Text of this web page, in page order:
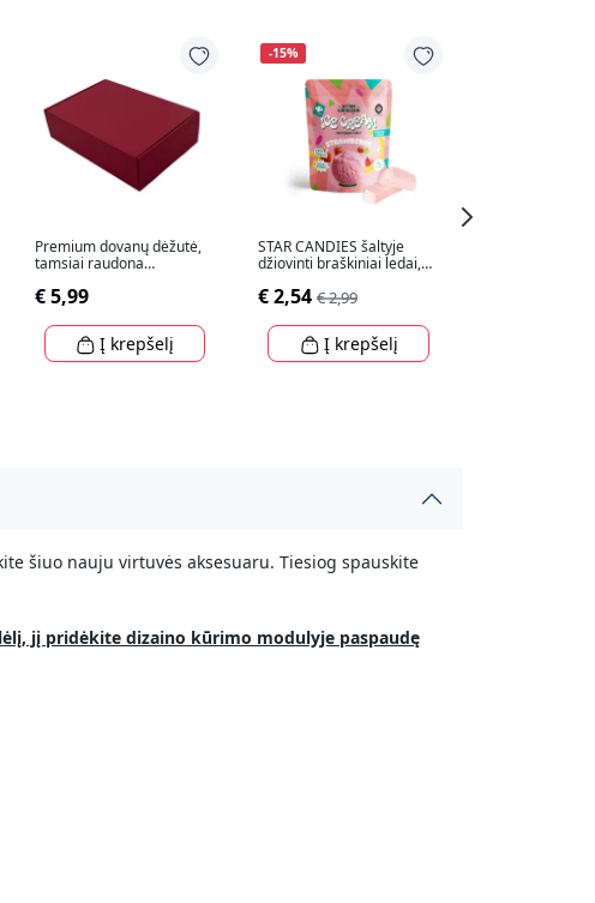
Premium dovanų dėžutė,
tamsiai raudona
€ 5,99
Į krepšelį
-15%
STAR CANDIES šaltyje
džiovinti braškiniai ledai,
€ 2,54 € 2,99
Į krepšelį
šiuo nauju virtuvės aksesuaru. Tiesiog spauskite
jį pridėkite dizaino kūrimo modulyje paspaudę